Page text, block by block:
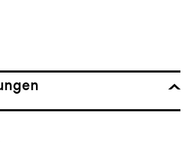
wurde er von Claudio
engagiert. sowie
in derselben Funktion